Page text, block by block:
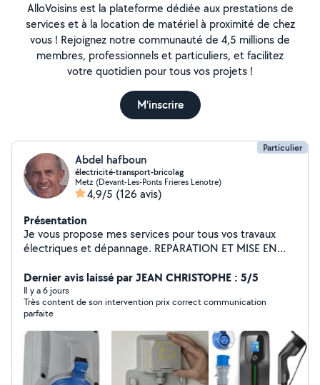
AlloVoisins est la plateforme dédiée aux prestations de
services et à la location de matériel à proximité de chez
vous ! Rejoignez notre communauté de 4,5 millions de
membres, professionnels et particuliers, et facilitez
votre quotidien pour tous vos projets !
M'inscrire
Particulier
Abdel hafboun
électricité-transport-bricolag
Metz (Devant-Les-Ponts Frieres Lenotre)
4,9/5 (126 avis)
Présentation
Je vous propose mes services pour tous vos travaux
électriques et dépannage. REPARATION ET MISE EN
ou sur goulotte. RENOVATION ECLAIRAGE
REMPLACEMENT TABLEAU ELECTRIQUE. hors normes
par un tableau nouvelle génération. RECHERCHE DE
PANNES INSTALLATION PRISES SPECIALES POUR
VOITURE ELECTRIQUES ..... Tout autres travaux de
bricolage. Je peux effectuer des travaux de perçage,
fixation de supports cadres,rideaux et autres . Montage
de petits meubles. N'hésitez pas à me contacter.
Dernier avis laissé par JEAN CHRISTOPHE : 5/5
Il y a 6 jours
Très content de son intervention prix correct communication
parfaite